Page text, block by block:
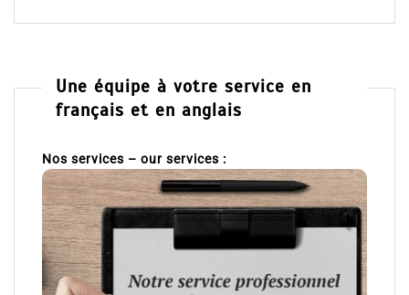
Une équipe à votre service en
français et en anglais
Nos services – our services :